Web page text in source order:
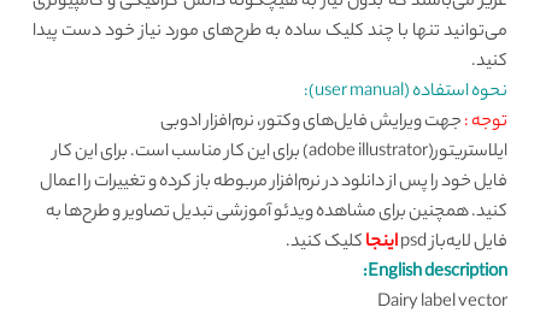
می‌توانید تنها با چند کلیک ساده به طرح‌های مورد نیاز خود دست پیدا
کنید.
نحوه استفاده (user manual):
توجه :جهت ویرایش فایل‌های وکتور، نرم‌افزار ادوبی
ایلاستریتور(adobe illustrator) برای این کار مناسب است. برای این کار
فایل خود را پس از دانلود در نرم‌افزار مربوطه باز کرده و تغییرات را اعمال
کنید. همچنین برای مشاهده ویدئو آموزشی تبدیل تصاویر و طرح‌ها به
فایل لایه‌باز psd
اینجاکلیک کنید.
English description:
Dairy label vector